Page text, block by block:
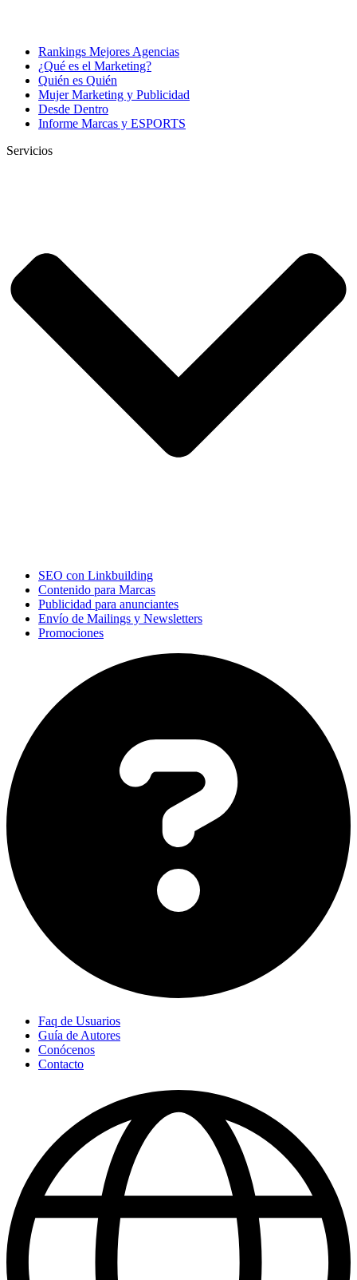
Rankings Mejores Agencias
¿Qué es el Marketing?
Quién es Quién
Mujer Marketing y Publicidad
Desde Dentro
Informe Marcas y ESPORTS
Servicios
SEO con Linkbuilding
Contenido para Marcas
Publicidad para anunciantes
Envío de Mailings y Newsletters
Promociones
Faq de Usuarios
Guía de Autores
Conócenos
Contacto